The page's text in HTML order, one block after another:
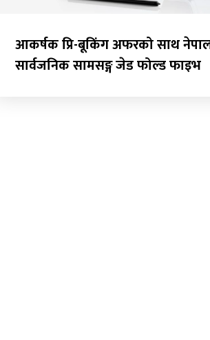
आकर्षक प्रि-बूकिंग अफरको साथ
सार्वजनिक सामसङ्ग जेड फोल्ड फाइभ